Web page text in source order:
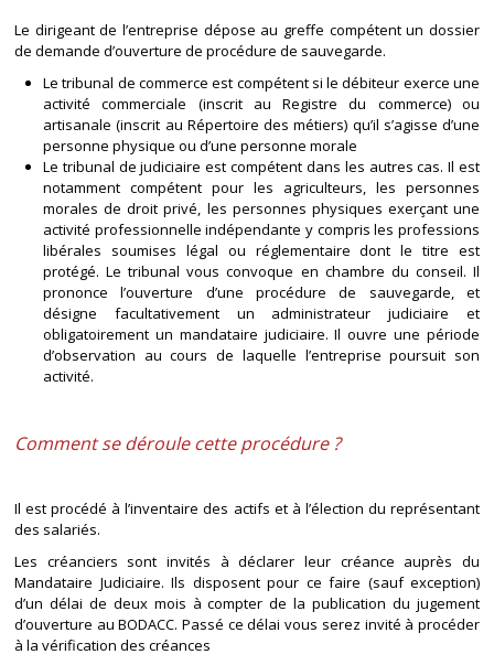
Le dirigeant de l’entreprise dépose au greffe compétent un dossier
de demande d’ouverture de procédure de sauvegarde.
Le tribunal de commerce est compétent si le débiteur exerce une
activité commerciale (inscrit au Registre du commerce) ou
artisanale (inscrit au Répertoire des métiers) qu’il s’agisse d’une
personne physique ou d’une personne morale
Le tribunal de judiciaire est compétent dans les autres cas. Il est
notamment compétent pour les agriculteurs, les personnes
morales de droit privé, les personnes physiques exerçant une
activité professionnelle indépendante y compris les professions
libérales soumises légal ou réglementaire dont le titre est
protégé. Le tribunal vous convoque en chambre du conseil. Il
prononce l’ouverture d’une procédure de sauvegarde, et
désigne facultativement un administrateur judiciaire et
obligatoirement un mandataire judiciaire. Il ouvre une période
d’observation au cours de laquelle l’entreprise poursuit son
activité.
Comment se déroule cette procédure ?
Il est procédé à l’inventaire des actifs et à l’élection du représentant
des salariés.
Les créanciers sont invités à déclarer leur créance auprès du
Mandataire Judiciaire. Ils disposent pour ce faire (sauf exception)
d’un délai de deux mois à compter de la publication du jugement
d’ouverture au BODACC. Passé ce délai vous serez invité à procéder
à la vérification des créances